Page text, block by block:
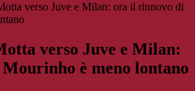
verso Juve e Milan: ora il rinnovo di
verso Juve e Milan:
è meno lontano